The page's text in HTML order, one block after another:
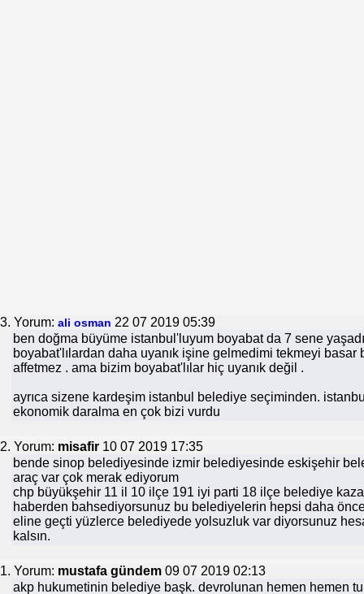
3. Yorum: ali osman 22 07 2019 05:39
ben doğma büyüme istanbul'luyum boyabat da 7 sene
boyabat'lılardan daha uyanık işine gelmedimi tekmeyi basar
affetmez . ama bizim boyabat'lılar hiç uyanık değil .
ayrıca sizene kardeşim istanbul belediye seçiminden.
ekonomik daralma en çok bizi vurdu
2. Yorum: misafir 10 07 2019 17:35
bende sinop belediyesinde izmir belediyesinde eskişehir
araç var çok merak ediyorum
chp büyükşehir 11 il 10 ilçe 191 iyi parti 18 ilçe belediye
haberden bahsediyorsunuz bu belediyelerin hepsi daha
eline geçti yüzlerce belediyede yolsuzluk var diyorsunuz
kalsın.
1. Yorum: mustafa gündem 09 07 2019 02:13
akp hukumetinin belediye başk. devrolunan hemen hemen